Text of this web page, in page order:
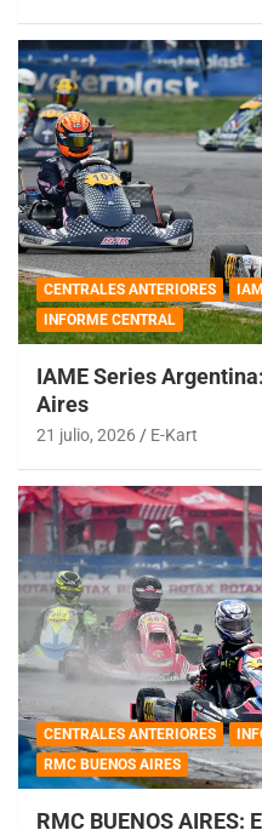
CENTRALES ANTERIORES
INFORME CENTRAL
IAME Series
Aires
21 julio, 2026 E-Kart
CENTRALES ANTERIORES
RMC BUENOS AIRES
RMC BUENOS AIRES: